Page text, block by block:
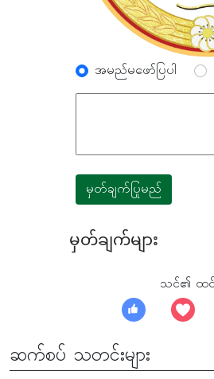
အမည်မဖော်ပြပါ
မှတ်ချက်ပြုမည်
မှတ်ချက်များ
သင်၏ ထင်
ဆက်စပ် သတင်းများ